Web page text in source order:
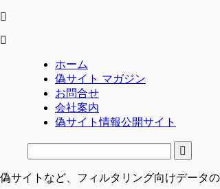
ホーム
偽サイト マガジン
お問合せ
会社案内
偽サイト情報公開サイト
偽サイトなど、フィルタリング向けデータ